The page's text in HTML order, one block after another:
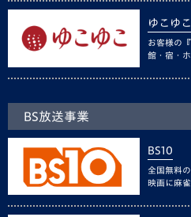
ゆこゆこ
お客様の
館・宿・
BS放送事業
BS10
全国無料
映画に麻